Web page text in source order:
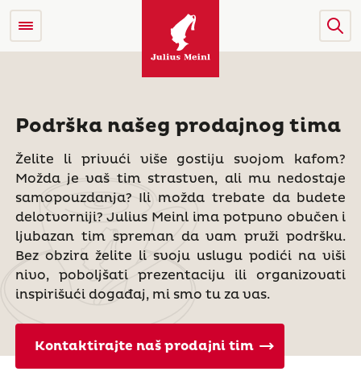
Podrška našeg prodajnog tima
Želite li privući više gostiju svojom kafom?
Možda je vaš tim strastven, ali mu nedostaje
samopouzdanja? Ili možda trebate da budete
delotvorniji? Julius Meinl ima potpuno obučen i
ljubazan tim spreman da vam pruži podršku.
Bez obzira želite li svoju uslugu podići na viši
nivo, poboljšati prezentaciju ili organizovati
inspirišući događaj, mi smo tu za vas.
Kontaktirajte naš prodajni tim